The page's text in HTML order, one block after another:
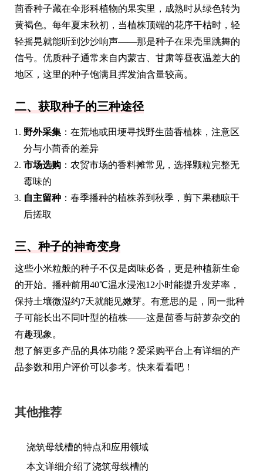
茴香种子藏在伞形科植物的果实里，成熟时从绿色转为
黄褐色。每年夏末秋初，当植株顶端的花序干枯时，轻
轻摇晃就能听到沙沙响声——那是种子在果壳里跳舞的
信号。优质种子通常来自内蒙古、甘肃等昼夜温差大的
地区，这里的种子饱满且挥发油含量较高。
二、获取种子的三种途径
野外采集 ：在荒地或田埂寻找野生茴香植株，注意区
分与小茴香的差异
市场选购 ：农贸市场的香料摊常见，选择颗粒完整无
霉味的
自主留种 ：春季播种的植株养到秋季，剪下果穗晾干
后搓取
三、种子的神奇变身
这些小米粒般的种子不仅是卤味必备，更是种植新生命
的开始。播种前用40℃温水浸泡12小时能提升发芽率，
保持土壤微湿约7天就能见嫩芽。有意思的是，同一批种
子可能长出不同叶型的植株——这是茴香与莳萝杂交的
有趣现象。
想了解更多产品的具体功能？爱采购平台上有详细的产
品参数和用户评价可以参考。快来看看吧！
其他推荐
浇筑母线槽的特点和应用领域
本文详细介绍了浇筑母线槽的